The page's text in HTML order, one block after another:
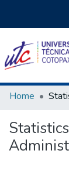
Communities
Home